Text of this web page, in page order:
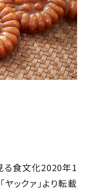
る食文化2020年1
ヤックァ」より転載